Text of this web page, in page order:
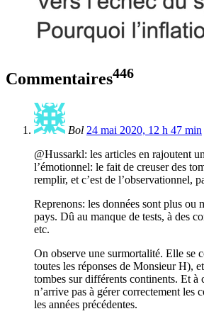
Commentaires446
Bol 24 mai 2020, 12 h 47 min
@Hussarkl: les articles en rajoutent
l’émotionnel: le fait de creuser des
remplir, et c’est de l’observationnel,
Reprenons: les données sont plus ou
pays. Dû au manque de tests, à des
etc.
On observe une surmortalité. Elle se
toutes les réponses de Monsieur H),
tombes sur différents continents. Et à
n’arrive pas à gérer correctement les
les années précédentes.